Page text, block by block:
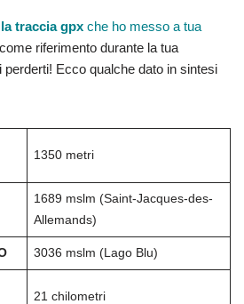
la traccia gpx che ho messo a tua
riferimento durante la tua
Ecco qualche dato in sintesi
1350 metri
1689 mslm (Saint-Jacques-des-
Allemands)
3036 mslm (Lago Blu)
21 chilometri